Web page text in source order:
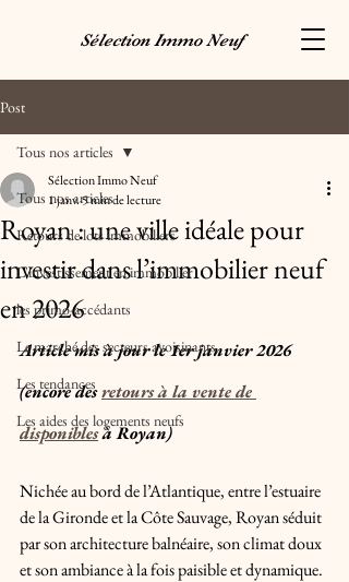
Sélection Immo Neuf
Post
Tous nos articles
Retours de lots immobiliers
L'investissement en immobilier
les primo-accédants
Le marché des secteurs avoisinants
Les tendances
Les aides des logements neufs
Tous nos articles
Royan : une ville idéale pour
investir dans l’immobilier neuf
en 2026
Sélection Immo Neuf
1 janv.5 min de lecture
Article mis à jour le 1er janvier 2026
(encore des retours à la vente de
disponibles à Royan)
Nichée au bord de l’Atlantique, entre l’estuaire
de la Gironde et la Côte Sauvage, Royan séduit
par son architecture balnéaire, son climat doux
et son ambiance à la fois paisible et dynamique.